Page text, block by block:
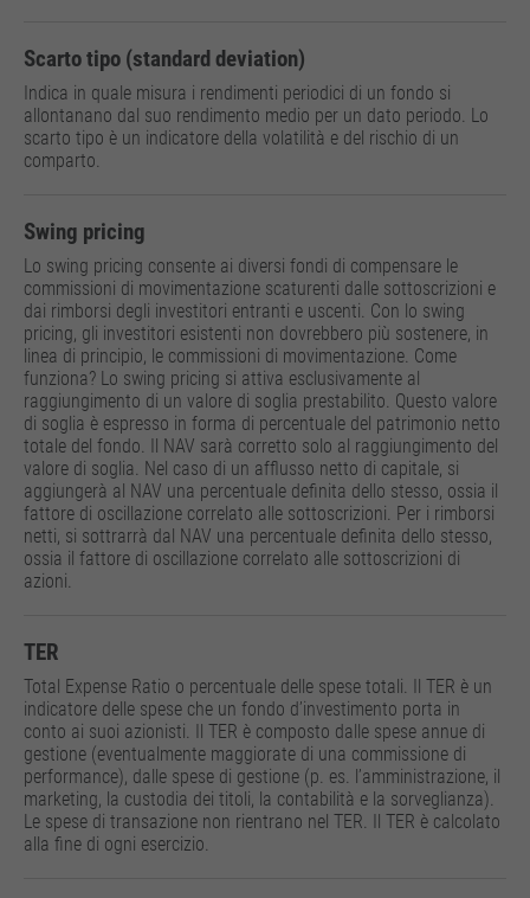
Scarto tipo (standard deviation)
Indica in quale misura i rendimenti periodici di un fondo si
allontanano dal suo rendimento medio per un dato periodo. Lo
scarto tipo è un indicatore della volatilità e del rischio di un
comparto.
Swing pricing
Lo swing pricing consente ai diversi fondi di compensare le
commissioni di movimentazione scaturenti dalle sottoscrizioni e
dai rimborsi degli investitori entranti e uscenti. Con lo swing
pricing, gli investitori esistenti non dovrebbero più sostenere, in
linea di principio, le commissioni di movimentazione. Come
funziona? Lo swing pricing si attiva esclusivamente al
raggiungimento di un valore di soglia prestabilito. Questo valore
di soglia è espresso in forma di percentuale del patrimonio netto
totale del fondo. Il NAV sarà corretto solo al raggiungimento del
valore di soglia. Nel caso di un afflusso netto di capitale, si
aggiungerà al NAV una percentuale definita dello stesso, ossia il
fattore di oscillazione correlato alle sottoscrizioni. Per i rimborsi
netti, si sottrarrà dal NAV una percentuale definita dello stesso,
ossia il fattore di oscillazione correlato alle sottoscrizioni di
azioni.
TER
Total Expense Ratio o percentuale delle spese totali. Il TER è un
indicatore delle spese che un fondo d’investimento porta in
conto ai suoi azionisti. Il TER è composto dalle spese annue di
gestione (eventualmente maggiorate di una commissione di
performance), dalle spese di gestione (p. es. l’amministrazione, il
marketing, la custodia dei titoli, la contabilità e la sorveglianza).
Le spese di transazione non rientrano nel TER. Il TER è calcolato
alla fine di ogni esercizio.